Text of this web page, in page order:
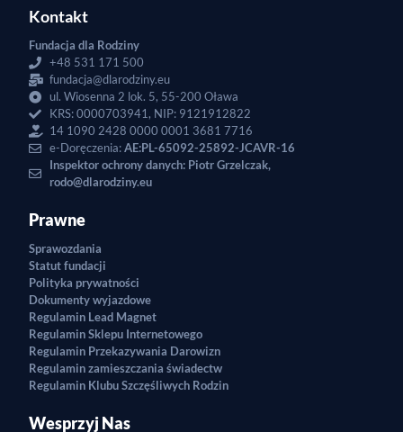
Kontakt
Fundacja dla Rodziny
+48 531 171 500
fundacja@dlarodziny.eu
ul. Wiosenna 2 lok. 5, 55-200 Oława
KRS: 0000703941, NIP: 9121912822
14 1090 2428 0000 0001 3681 7716
e-Doręczenia:AE:PL-65092-25892-JCAVR-16
Inspektor ochrony danych: Piotr Grzelczak,
rodo@dlarodziny.eu
Prawne
Sprawozdania
Statut fundacji
Polityka prywatności
Dokumenty wyjazdowe
Regulamin Lead Magnet
Regulamin Sklepu Internetowego
Regulamin Przekazywania Darowizn
Regulamin zamieszczania świadectw
Regulamin Klubu Szczęśliwych Rodzin
Wesprzyj Nas